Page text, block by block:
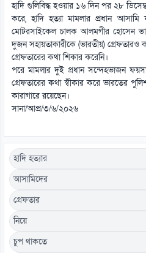
হাদি গুলিবিদ্ধ হওয়ার ১৬ দিন পর ২৮
করে, হাদি হত্যা মামলার প্রধান
মোটরসাইকেল চালক আলমগীর হোসেন
দুজন সহায়তাকারীকে (ভারতীয়)
গ্রেফতারের কথা শিকার করেনি।
পরে মামলার দুই প্রধান সন্দেহভাজন
গ্রেফতারের কথা স্বীকার করে ভারতের
কারাগারে রয়েছেন।
সানা/আপ্র/৩/৬/২০২৬
হাদি হত্যার
আসামিদের
গ্রেফতার
নিয়ে
চুপ থাকতে